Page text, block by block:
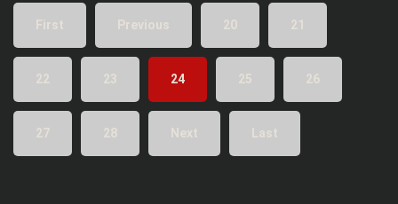
First Previous 20 21
22 23 24 25 26
27 28 Next Last